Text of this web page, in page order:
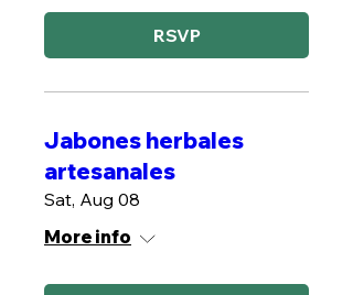
RSVP
Jabones herbales
artesanales
Sat, Aug 08
More info